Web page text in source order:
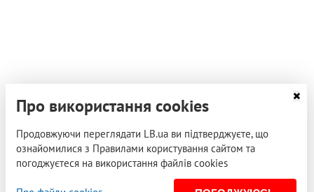
Про використання cookies
Продовжуючи переглядати LB.ua ви підтверджуєте, що
ознайомилися з Правилами користування сайтом та
погоджуєтеся на використання файлів cookies